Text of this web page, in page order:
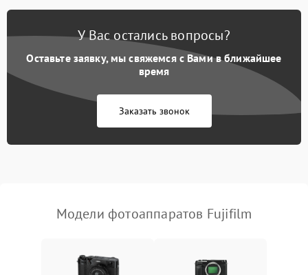
У Вас остались вопросы?
Оставьте заявку, мы свяжемся с Вами в ближайшее
время
Заказать звонок
Модели фотоаппаратов Fujifilm